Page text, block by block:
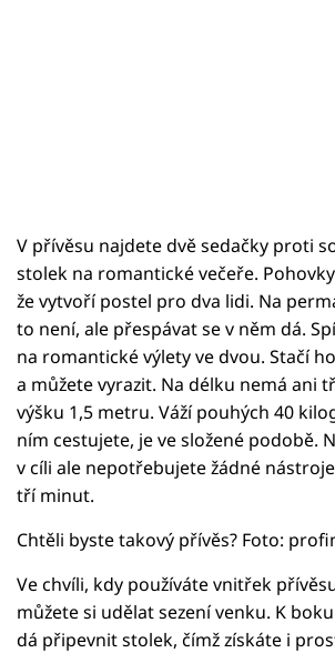
V přívěsu najdete dvě sedačky proti
stolek na romantické večeře.
že vytvoří postel pro dva lidi. Na
to není, ale přespávat se v něm dá.
na romantické výlety ve dvou. Stačí
a můžete vyrazit. Na délku nemá ani
výšku 1,5 metru. Váží pouhých 40
ním cestujete, je ve složené podobě.
v cíli ale nepotřebujete žádné
tří minut.
Chtěli byste takový přívěs? Foto:
Ve chvíli, kdy používáte vnitřek
můžete si udělat sezení venku. K
dá připevnit stolek, čímž získáte i